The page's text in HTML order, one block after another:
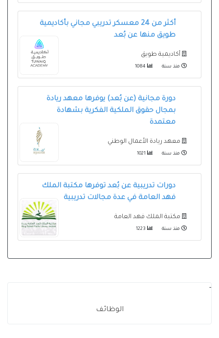
أكثر من 24 معسكر تدريبي مجاني بأكاديمية
طويق منها عن بُعد
أكاديمية طويق
منذ سنة
دورة مجانية (عن بُعد) يوفرها معهد ريادة
بمجال حقوق الملكية الفكرية بشهادة
معتمدة
معهد ريادة الأعمال الوطني
منذ سنة
دورات تدريبية عن بُعد توفرها مكتبة الملك
فهد العامة في عدة مجالات تدريبية
مكتبة الملك فهد العامة
منذ سنة
-
الوظائف